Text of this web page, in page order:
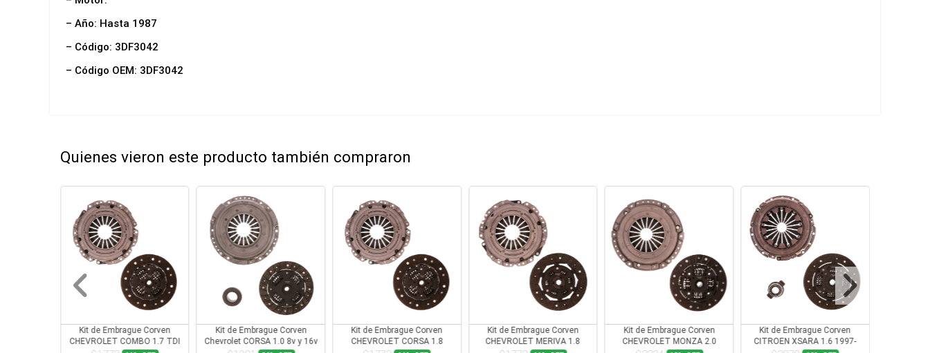
– Año: Hasta 1987
– Código: 3DF3042
– Código OEM: 3DF3042
Quienes vieron este producto también compraron
Kit de Embrague Corven
Chevrolet CORSA 1.0 8v y 16v
Kit de Embrague Corven
CHEVROLET CORSA 1.8
Kit de Embrague Corven
CHEVROLET MERIVA 1.8
Kit de Embrague Corven
CHEVROLET MONZA 2.0
Kit de Embrague Corven
CITROEN XSARA 1.6 1997-
Kit de Embrague Corven
CITROEN XSARA 1.8 1997-